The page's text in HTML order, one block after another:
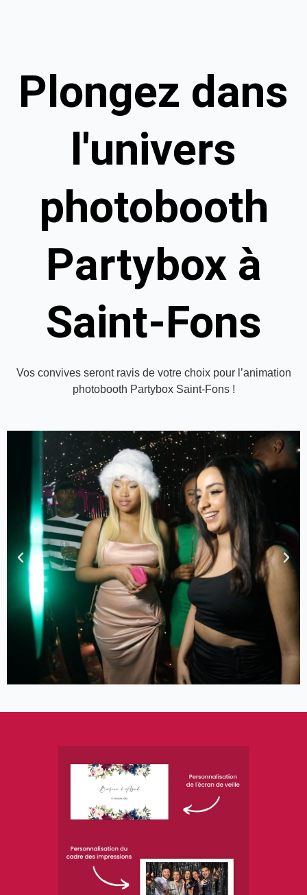
Plongez dans
l'univers
photobooth
Partybox à
Saint-Fons
Vos convives seront ravis de votre choix pour l’animation
photobooth Partybox Saint-Fons !